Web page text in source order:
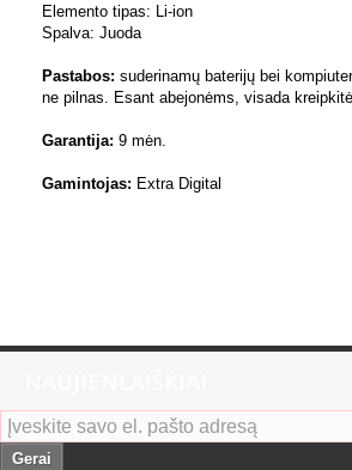
Elemento tipas: Li-ion
Spalva: Juoda
Pastabos: suderinamų baterijų bei
ne pilnas. Esant abejonėms, visada
Garantija: 9 mėn.
Gamintojas: Extra Digital
Gerai